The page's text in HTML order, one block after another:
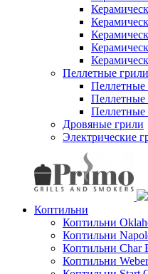
Пеллетные грили
Пеллетные
Пеллетные
Дровяные грили
Электрические
Коптильни
Коптильни
Коптильни
Коптильни Char
Коптильни Weber